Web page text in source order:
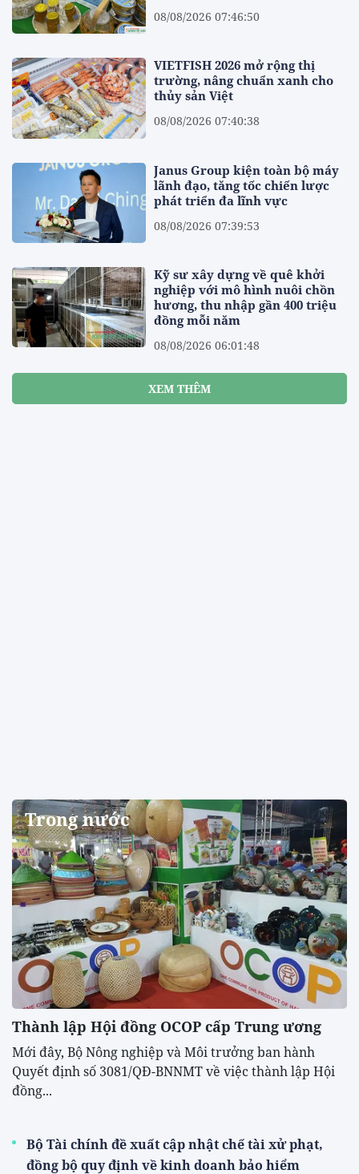
08/08/2026 07:46:50
VIETFISH 2026 mở rộng thị
trường, nâng chuẩn xanh cho
thủy sản Việt
08/08/2026 07:40:38
Janus Group kiện toàn bộ máy
lãnh đạo, tăng tốc chiến lược
phát triển đa lĩnh vực
08/08/2026 07:39:53
Kỹ sư xây dựng về quê khởi
nghiệp với mô hình nuôi chồn
hương, thu nhập gần 400 triệu
đồng mỗi năm
08/08/2026 06:01:48
XEM THÊM
Trong nước
Thành lập Hội đồng OCOP cấp Trung ương
Mới đây, Bộ Nông nghiệp và Môi trưởng ban hành
Quyết định số 3081/QĐ-BNNMT về việc thành lập Hội
đồng...
Bộ Tài chính đề xuất cập nhật chế tài xử phạt,
đồng bộ quy định về kinh doanh bảo hiểm